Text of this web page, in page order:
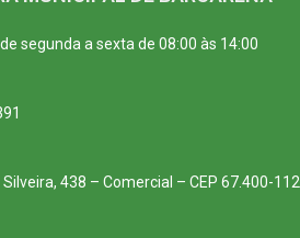
segunda a sexta de 08:00 às 14:00
438 – Comercial – CEP 67.400-112